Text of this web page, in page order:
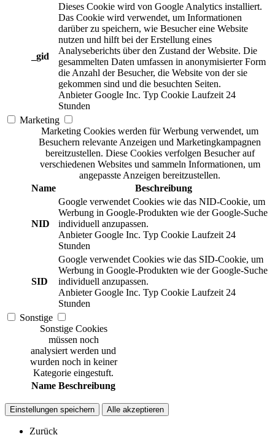
_gid
Dieses Cookie wird von Google Analytics installiert.
Das Cookie wird verwendet, um Informationen
darüber zu speichern, wie Besucher eine Website
nutzen und hilft bei der Erstellung eines
Analyseberichts über den Zustand der Website. Die
gesammelten Daten umfassen in anonymisierter Form
die Anzahl der Besucher, die Website von der sie
gekommen sind und die besuchten Seiten.
Anbieter Google Inc. Typ Cookie Laufzeit 24
Stunden
Marketing
Marketing Cookies werden für Werbung verwendet, um
Besuchern relevante Anzeigen und Marketingkampagnen
bereitzustellen. Diese Cookies verfolgen Besucher auf
verschiedenen Websites und sammeln Informationen, um
angepasste Anzeigen bereitzustellen.
Name
Beschreibung
NID
Google verwendet Cookies wie das NID-Cookie, um
Werbung in Google-Produkten wie der Google-Suche
individuell anzupassen.
Anbieter Google Inc. Typ Cookie Laufzeit 24
Stunden
SID
Google verwendet Cookies wie das SID-Cookie, um
Werbung in Google-Produkten wie der Google-Suche
individuell anzupassen.
Anbieter Google Inc. Typ Cookie Laufzeit 24
Stunden
Sonstige
Sonstige Cookies
müssen noch
analysiert werden und
wurden noch in keiner
Kategorie eingestuft.
Name Beschreibung
Einstellungen speichern Alle akzeptieren
Zurück